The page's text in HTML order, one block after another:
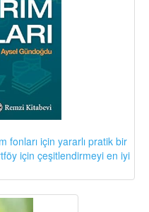
fonları için yararlı pratik bir
için çeşitlendirmeyi en iyi